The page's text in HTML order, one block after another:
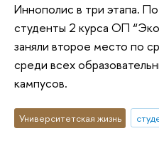
Иннополис в три этапа.
студенты 2 курса ОП
заняли второе место по
среди всех
кампусов.
Университетская жизнь